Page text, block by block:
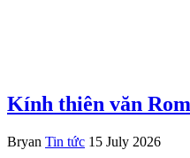
Kính thiên văn
Bryan Tin tức 15 July 2026